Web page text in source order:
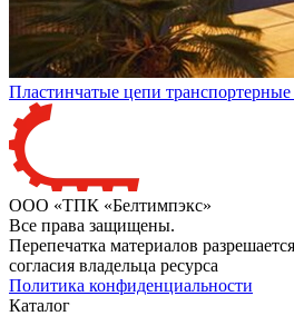
Пластинчатые цепи
ООО «ТПК «Белтимпэкс»
Все права защищены.
Перепечатка материалов
согласия владельца ресурса
Политика конфиденциальности
Каталог